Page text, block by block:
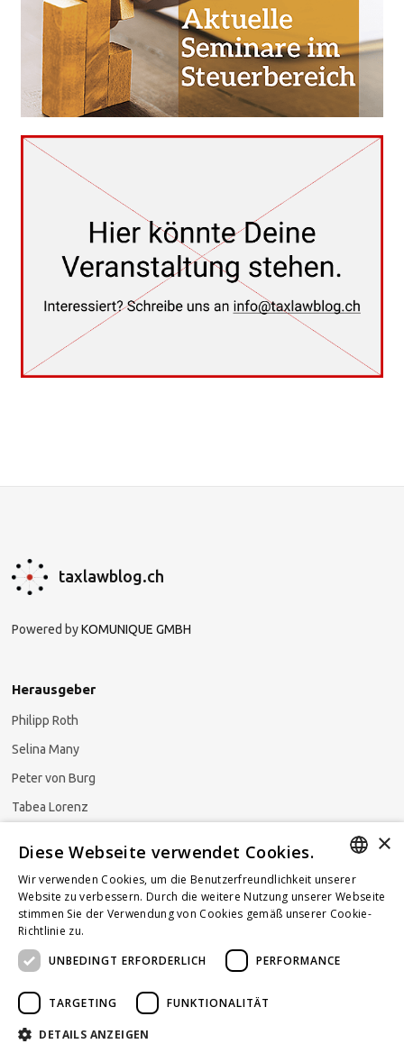
taxlawblog.ch
Powered byKOMUNIQUE GMBH
Herausgeber
Philipp Roth
Selina Many
Peter von Burg
Tabea Lorenz
Newsletter abonnieren
GERMAN
FRENCH
×
Diese Webseite verwendet Cookies.
Wir verwenden Cookies, um die Benutzerfreundlichkeit unserer
Website zu verbessern. Durch die weitere Nutzung unserer Webseite
stimmen Sie der Verwendung von Cookies gemäß unserer Cookie-
Richtlinie zu.
UNBEDINGT ERFORDERLICH
PERFORMANCE
TARGETING FUNKTIONALITÄT
DETAILS ANZEIGEN